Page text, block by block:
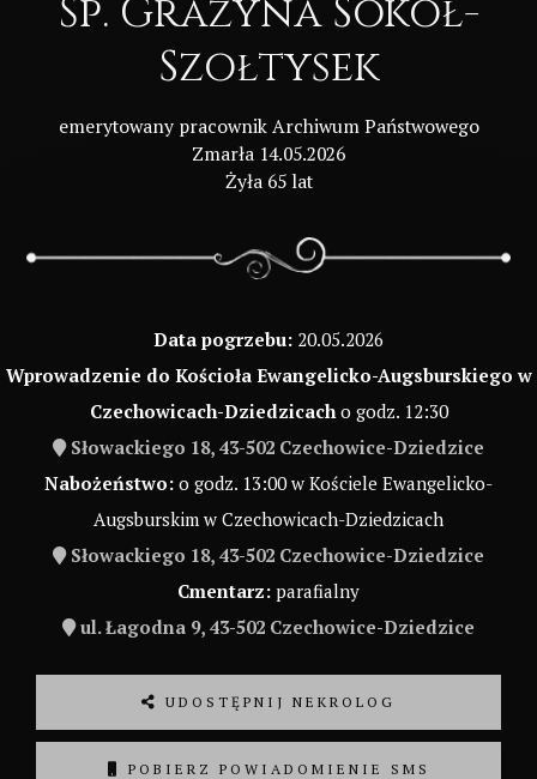
Śp. Grażyna Sokół-
Szołtysek
emerytowany pracownik Archiwum Państwowego
Zmarła 14.05.2026
Żyła 65 lat
Data pogrzebu: 20.05.2026
Wprowadzenie do Kościoła Ewangelicko-Augsburskiego w
Czechowicach-Dziedzicacho godz. 12:30
Słowackiego 18, 43-502 Czechowice-Dziedzice
Nabożeństwo: o godz. 13:00 w Kościele Ewangelicko-
Augsburskim w Czechowicach-Dziedzicach
Słowackiego 18, 43-502 Czechowice-Dziedzice
Cmentarz: parafialny
ul. Łagodna 9, 43-502 Czechowice-Dziedzice
UDOSTĘPNIJ NEKROLOG
POBIERZ POWIADOMIENIE SMS